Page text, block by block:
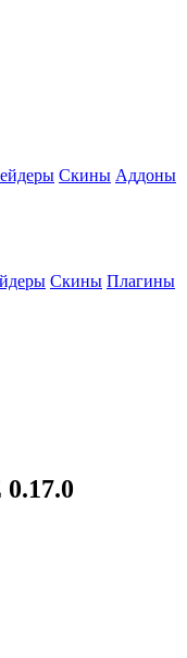
Скины Аддоны
Скины Плагины